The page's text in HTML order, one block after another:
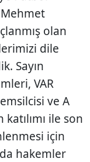
Mehmet
olan
dile
Sayın
VAR
ve A
ile son
için
hakemler